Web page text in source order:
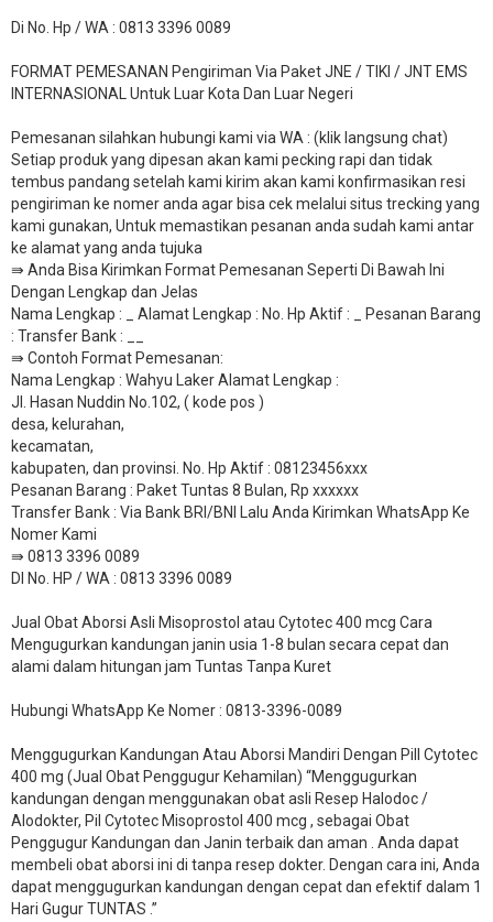
Di No. Hp / WA : 0813 3396 0089
FORMAT PEMESANAN Pengiriman Via Paket JNE / TIKI / JNT EMS
INTERNASIONAL Untuk Luar Kota Dan Luar Negeri
Pemesanan silahkan hubungi kami via WA : (klik langsung chat)
Setiap produk yang dipesan akan kami pecking rapi dan tidak
tembus pandang setelah kami kirim akan kami konfirmasikan resi
pengiriman ke nomer anda agar bisa cek melalui situs trecking yang
kami gunakan, Untuk memastikan pesanan anda sudah kami antar
ke alamat yang anda tujuka
⇛ Anda Bisa Kirimkan Format Pemesanan Seperti Di Bawah Ini
Dengan Lengkap dan Jelas
Nama Lengkap : _ Alamat Lengkap : No. Hp Aktif : _ Pesanan Barang
: Transfer Bank : __
​⇛ Contoh Format Pemesanan:
Nama Lengkap : Wahyu Laker Alamat Lengkap :
Jl. Hasan Nuddin No.102, ( kode pos )
desa, kelurahan,
kecamatan,
kabupaten, dan provinsi. No. Hp Aktif : 08123456xxx
Pesanan Barang : Paket Tuntas 8 Bulan, Rp xxxxxx
​Transfer Bank : Via Bank BRI/BNI Lalu Anda Kirimkan WhatsApp Ke
Nomer Kami
⇛ 0813 3396 0089
DI No. HP / WA : 0813 3396 0089
Jual Obat Aborsi Asli Misoprostol atau Cytotec 400 mcg Cara
Mengugurkan kandungan janin usia 1-8 bulan secara cepat dan
alami dalam hitungan jam Tuntas Tanpa Kuret
Hubungi WhatsApp Ke Nomer : 0813-3396-0089​
Menggugurkan Kandungan Atau Aborsi Mandiri Dengan Pill Cytotec
400 mg (Jual Obat Penggugur Kehamilan) “Menggugurkan
kandungan dengan menggunakan obat asli Resep Halodoc /
Alodokter, Pil Cytotec Misoprostol 400 mcg , sebagai Obat
Penggugur Kandungan dan Janin terbaik dan aman . Anda dapat
membeli obat aborsi ini di tanpa resep dokter. Dengan cara ini, Anda
dapat menggugurkan kandungan dengan cepat dan efektif dalam 1
Hari Gugur TUNTAS .”